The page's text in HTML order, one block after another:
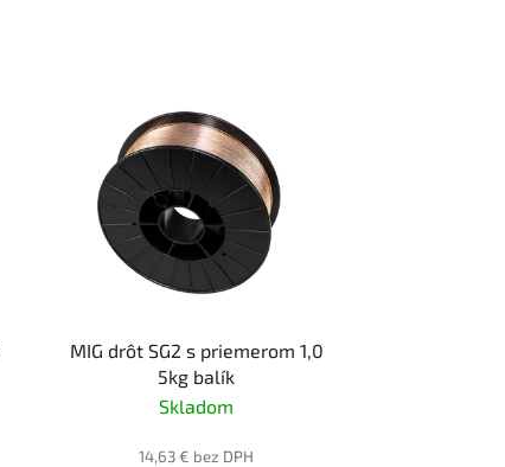
v
MIG drôt SG2 s priemerom 1,0
5kg balík
Skladom
14,63 € bez DPH